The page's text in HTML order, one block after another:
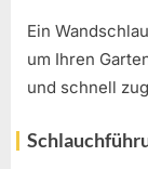
Ein
um Ihren
und schnell